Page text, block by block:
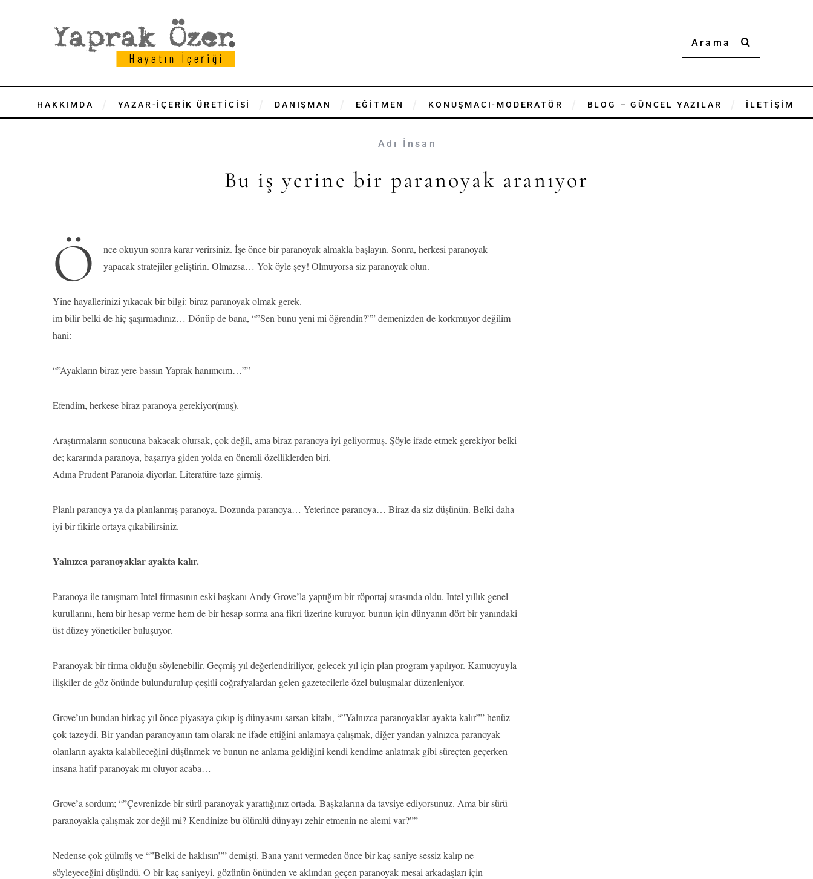
HAKKIMDA YAZAR-İÇERİK ÜRETİCİSİ DANIŞMAN EĞİTMEN KONUŞMACI-MODERATÖR BLOG – GÜNCEL YAZILAR İLETİŞİM
Adı İnsan
Bu iş yerine bir paranoyak aranıyor
Ö
nce okuyun sonra karar verirsiniz. İşe önce bir paranoyak almakla başlayın. Sonra, herkesi paranoyak
yapacak stratejiler geliştirin. Olmazsa… Yok öyle şey! Olmuyorsa siz paranoyak olun.
Yine hayallerinizi yıkacak bir bilgi: biraz paranoyak olmak gerek.
im bilir belki de hiç şaşırmadınız… Dönüp de bana, “”Sen bunu yeni mi öğrendin?”” demenizden de korkmuyor değilim
hani:
“”Ayakların biraz yere bassın Yaprak hanımcım…””
Efendim, herkese biraz paranoya gerekiyor(muş).
Araştırmaların sonucuna bakacak olursak, çok değil, ama biraz paranoya iyi geliyormuş. Şöyle ifade etmek gerekiyor belki
de; kararında paranoya, başarıya giden yolda en önemli özelliklerden biri.
Adına Prudent Paranoia diyorlar. Literatüre taze girmiş.
Planlı paranoya ya da planlanmış paranoya. Dozunda paranoya… Yeterince paranoya… Biraz da siz düşünün. Belki daha
iyi bir fikirle ortaya çıkabilirsiniz.
Yalnızca paranoyaklar ayakta kalır.
Paranoya ile tanışmam Intel firmasının eski başkanı Andy Grove’la yaptığım bir röportaj sırasında oldu. Intel yıllık genel
kurullarını, hem bir hesap verme hem de bir hesap sorma ana fikri üzerine kuruyor, bunun için dünyanın dört bir yanındaki
üst düzey yöneticiler buluşuyor.
Paranoyak bir firma olduğu söylenebilir. Geçmiş yıl değerlendiriliyor, gelecek yıl için plan program yapılıyor. Kamuoyuyla
ilişkiler de göz önünde bulundurulup çeşitli coğrafyalardan gelen gazetecilerle özel buluşmalar düzenleniyor.
Grove’un bundan birkaç yıl önce piyasaya çıkıp iş dünyasını sarsan kitabı, “”Yalnızca paranoyaklar ayakta kalır”” henüz
çok tazeydi. Bir yandan paranoyanın tam olarak ne ifade ettiğini anlamaya çalışmak, diğer yandan yalnızca paranoyak
olanların ayakta kalabileceğini düşünmek ve bunun ne anlama geldiğini kendi kendime anlatmak gibi süreçten geçerken
insana hafif paranoyak mı oluyor acaba…
Grove’a sordum; “”Çevrenizde bir sürü paranoyak yarattığınız ortada. Başkalarına da tavsiye ediyorsunuz. Ama bir sürü
paranoyakla çalışmak zor değil mi? Kendinize bu ölümlü dünyayı zehir etmenin ne alemi var?””
Nedense çok gülmüş ve “”Belki de haklısın”” demişti. Bana yanıt vermeden önce bir kaç saniye sessiz kalıp ne
söyleyeceğini düşündü. O bir kaç saniyeyi, gözünün önünden ve aklından geçen paranoyak mesai arkadaşları için